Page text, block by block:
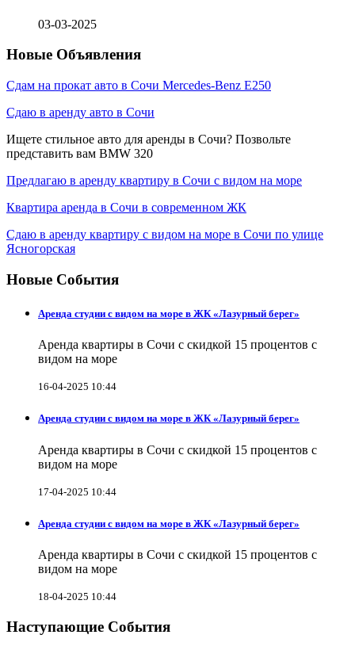
03-03-2025
Новые Объявления
Сдам на прокат авто в Сочи Mercedes-Benz E250
Сдаю в аренду авто в Сочи
Ищете стильное авто для аренды в Сочи? Позвольте
представить вам BMW 320
Предлагаю в аренду квартиру в Сочи с видом на море
Квартира аренда в Сочи в современном ЖК
Сдаю в аренду квартиру с видом на море в Сочи по улице
Ясногорская
Новые События
Аренда студии с видом на море в ЖК «Лазурный берег»
Аренда квартиры в Сочи с скидкой 15 процентов с
видом на море
16-04-2025 10:44
Аренда студии с видом на море в ЖК «Лазурный берег»
Аренда квартиры в Сочи с скидкой 15 процентов с
видом на море
17-04-2025 10:44
Аренда студии с видом на море в ЖК «Лазурный берег»
Аренда квартиры в Сочи с скидкой 15 процентов с
видом на море
18-04-2025 10:44
Наступающие События